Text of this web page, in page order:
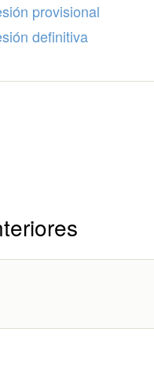
provisional
definitiva